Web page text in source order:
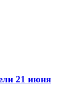
21 июня